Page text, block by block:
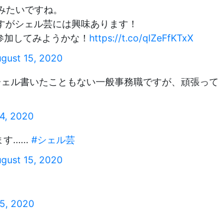
いですね。
シェル芸には興味あります！
してみようかな！ https://t.co/qlZeFfKTxX
15, 2020
ル書いたこともない一般事務職ですが、頑張って
2020
す…… #シェル芸
15, 2020
2020